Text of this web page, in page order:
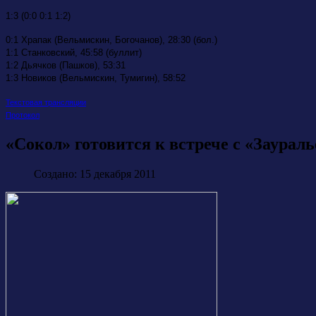
1:3 (0:0 0:1 1:2)
0:1 Храпак (Вельмискин, Богочанов), 28:30 (бол.)
1:1 Станковский, 45:58 (буллит)
1:2 Дьячков (Пашков), 53:31
1:3 Новиков (Вельмискин, Тумигин), 58:52
Текстовая трансляции
Протокол
«Сокол» готовится к встрече с
Создано: 15 декабря 2011